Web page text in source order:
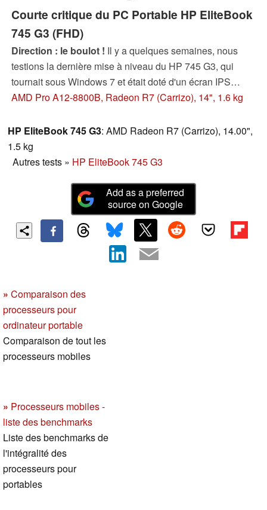
Courte critique du PC Portable HP EliteBook
745 G3 (FHD)
Direction : le boulot ! Il y a quelques semaines, nous
testions la dernière mise à niveau du HP 745 G3, qui
tournait sous Windows 7 et était doté d'un écran IPS
WQHD. La configuration qui nous est soumise aujourd'hui
gamme, mais donc également moins chère. Comment se
place-t-il face à la rude concurrence sur le secteur des
machines professionnelles ?
AMD Pro A12-8800B, Radeon R7 (Carrizo), 14", 1.6 kg
HP EliteBook 745 G3: AMD Radeon R7 (Carrizo), 14.00",
1.5 kg
Autres tests » HP EliteBook 745 G3
Add as a preferred
source on Google
» Comparaison des
processeurs pour
ordinateur portable
Comparaison de tout les
processeurs mobiles
» Processeurs mobiles -
liste des benchmarks
Liste des benchmarks de
l'intégralité des
processeurs pour
portables